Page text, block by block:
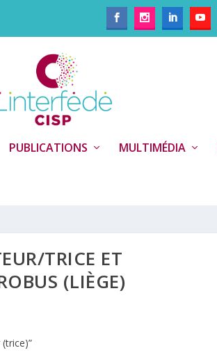
PUBLICATIONS MULTIMÉDIA
TRICE ET
(LIÈGE)